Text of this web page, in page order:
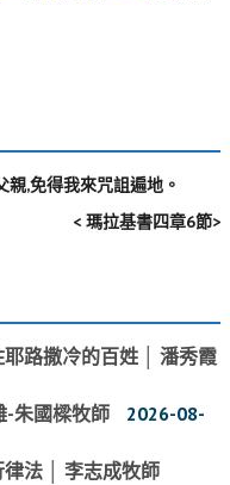
,免得我來咒詛遍地。
< 瑪拉基書四章6節>
路撒冷的百姓 │ 潘秀霞
-朱國樑牧師
2026-08-
法 │ 李志成牧師